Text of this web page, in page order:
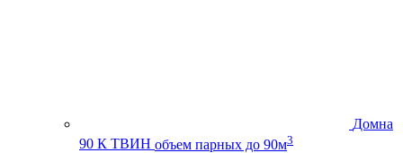
Домна
90 К ТВИН объем парных до 90м3